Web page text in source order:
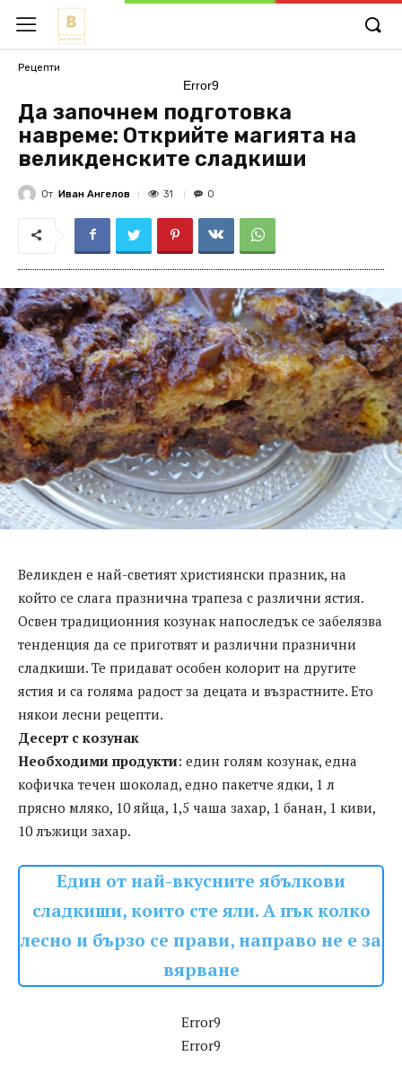
Рецепти
Error9
Да започнем подготовка
навреме: Открийте магията на
великденските сладкиши
От Иван Ангелов 31 0
Великден е най-светият християнски празник, на
който се слага празнична трапеза с различни ястия.
Освен традиционния козунак напоследък се забелязва
тенденция да се приготвят и различни празнични
сладкиши. Те придават особен колорит на другите
ястия и са голяма радост за децата и възрастните. Ето
някои лесни рецепти.
Десерт с козунак
Необходими продукти: един голям козунак, една
кофичка течен шоколад, едно пакетче ядки, 1 л
прясно мляко, 10 яйца, 1,5 чаша захар, 1 банан, 1 киви,
10 лъжици захар.
Един от най-вкусните ябълкови
сладкиши, които сте яли. А пък колко
лесно и бързо се прави, направо не е за
вярване
Error9
Error9